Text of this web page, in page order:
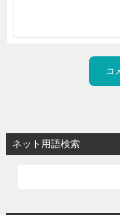
ネット用語検索